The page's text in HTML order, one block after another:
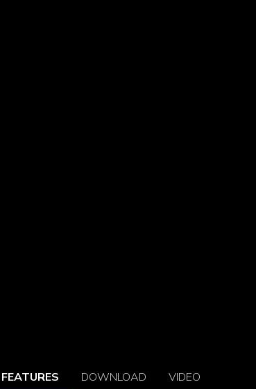
FEATURES DOWNLOAD VIDEO